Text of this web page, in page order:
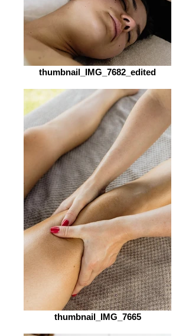
thumbnail_IMG_7682_edited
thumbnail_IMG_7665